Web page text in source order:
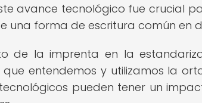
avance tecnológico fue crucial
una forma de escritura común en
de la imprenta en la
entendemos y utilizamos la
pueden tener un